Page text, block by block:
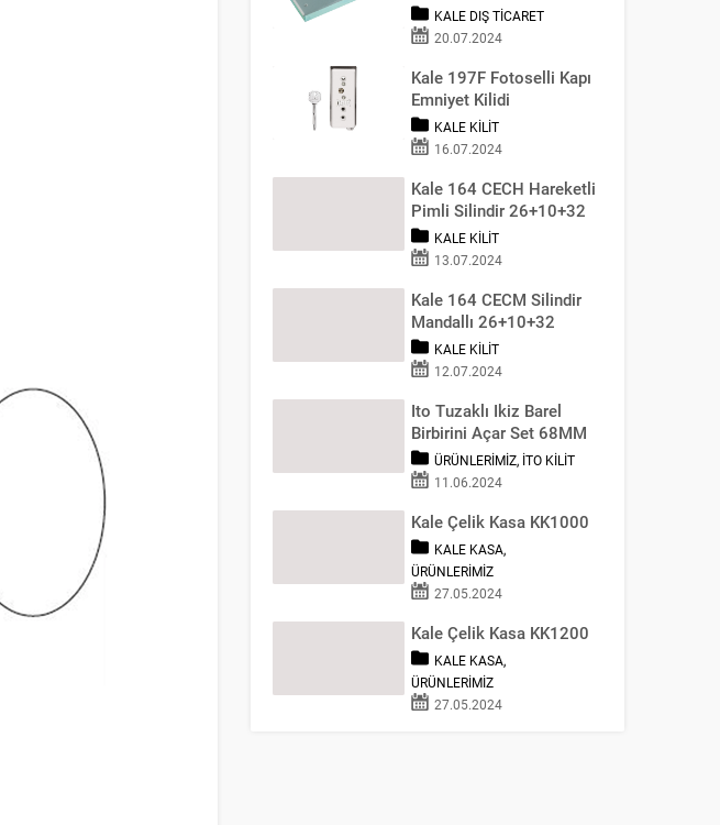
KALE DIŞ TICARET
20.07.2024
Kale 197F Fotoselli Kapı
Emniyet Kilidi
KALE KILIT
16.07.2024
Kale 164 CECH Hareketli
Pimli Silindir 26+10+32
KALE KILIT
13.07.2024
Kale 164 CECM Silindir
Mandallı 26+10+32
(68MM)
KALE KILIT
12.07.2024
Ito Tuzaklı Ikiz Barel
Birbirini Açar Set 68MM
ÜRÜNLERIMIZ, İTO KILIT
11.06.2024
Kale Çelik Kasa KK1000
KALE KASA,
ÜRÜNLERIMIZ
27.05.2024
Kale Çelik Kasa KK1200
KALE KASA,
ÜRÜNLERIMIZ
27.05.2024